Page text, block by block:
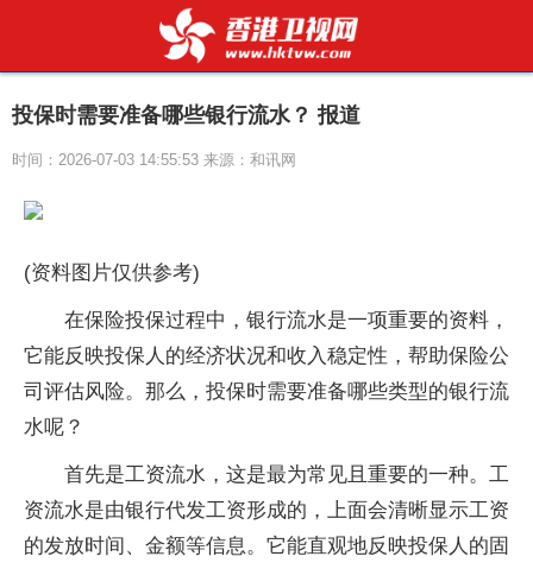
投保时需要准备哪些银行流水？ 报道
时间：2026-07-03 14:55:53 来源：和讯网
(资料图片仅供参考)
在保险投保过程中，银行流水是一项重要的资料，
它能反映投保人的经济状况和收入稳定性，帮助保险公
司评估风险。那么，投保时需要准备哪些类型的银行流
水呢？
首先是工资流水，这是最为常见且重要的一种。工
资流水是由银行代发工资形成的，上面会清晰显示工资
的发放时间、金额等信息。它能直观地反映投保人的固